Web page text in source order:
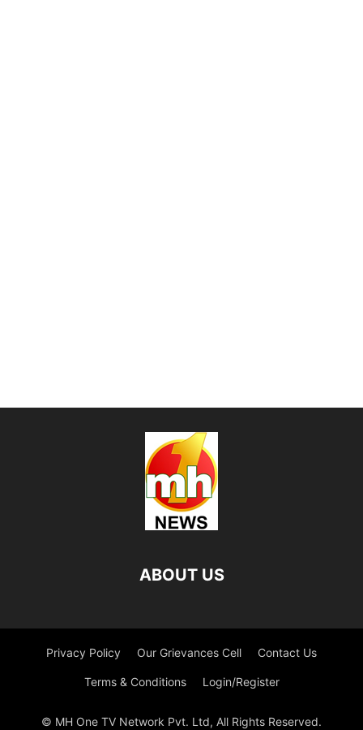
ABOUT US
Privacy Policy Our Grievances Cell Contact Us
Terms & Conditions Login/Register
© MH One TV Network Pvt. Ltd, All Rights Reserved.